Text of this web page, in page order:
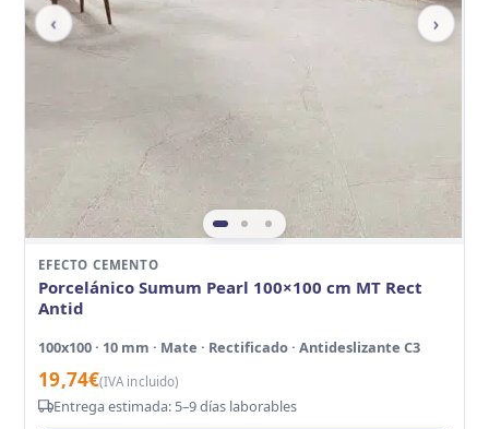
‹ ›
EFECTO CEMENTO
Porcelánico Sumum Pearl 100×100 cm MT Rect
Antid
100x100 · 10 mm · Mate · Rectificado · Antideslizante C3
19,74€(IVA incluido)
Entrega estimada: 5–9 días laborables